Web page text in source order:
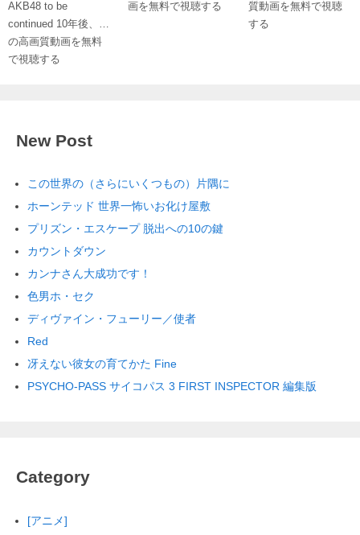
AKB48 to be
continued 10年後、…
の高画質動画を無料
で視聴する
画を無料で視聴する
質動画を無料で視聴
する
New Post
この世界の（さらにいくつもの）片隅に
ホーンテッド 世界一怖いお化け屋敷
プリズン・エスケープ 脱出への10の鍵
カウントダウン
カンナさん大成功です！
色男ホ・セク
ディヴァイン・フューリー／使者
Red
冴えない彼女の育てかた Fine
PSYCHO-PASS サイコパス 3 FIRST INSPECTOR 編集版
Category
[アニメ]